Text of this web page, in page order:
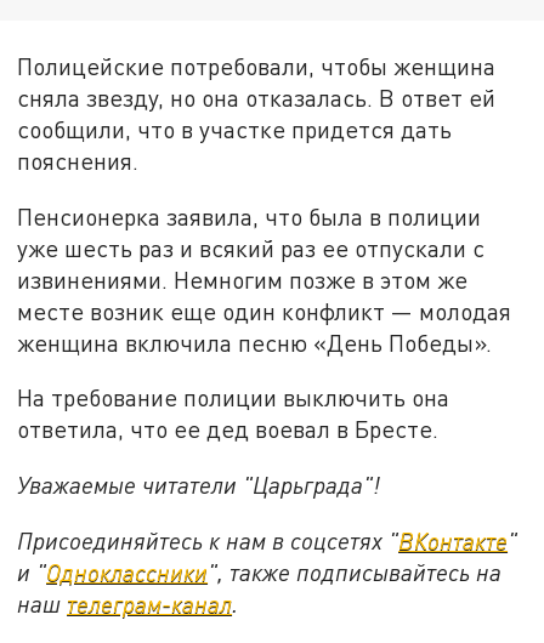
Полицейские потребовали, чтобы женщина
сняла звезду, но она отказалась. В ответ ей
сообщили, что в участке придется дать
пояснения.
Пенсионерка заявила, что была в полиции
уже шесть раз и всякий раз ее отпускали с
извинениями. Немногим позже в этом же
месте возник еще один конфликт — молодая
женщина включила песню «День Победы».
На требование полиции выключить она
ответила, что ее дед воевал в Бресте.
Уважаемые читатели "Царьграда"!
Присоединяйтесь к нам в соцсетях "ВКонтакте"
и "Одноклассники", также подписывайтесь на
наш телеграм-канал.